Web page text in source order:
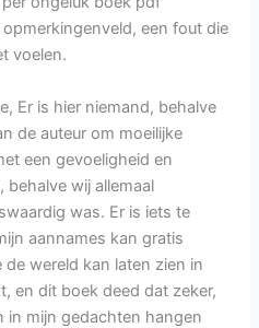
een fout die
voelen.
Er is hier niemand, behalve
de auteur om moeilijke
een gevoeligheid en
behalve wij allemaal
was. Er is iets te
aannames kan gratis
wereld kan laten zien in
en dit boek deed dat zeker,
in mijn gedachten hangen